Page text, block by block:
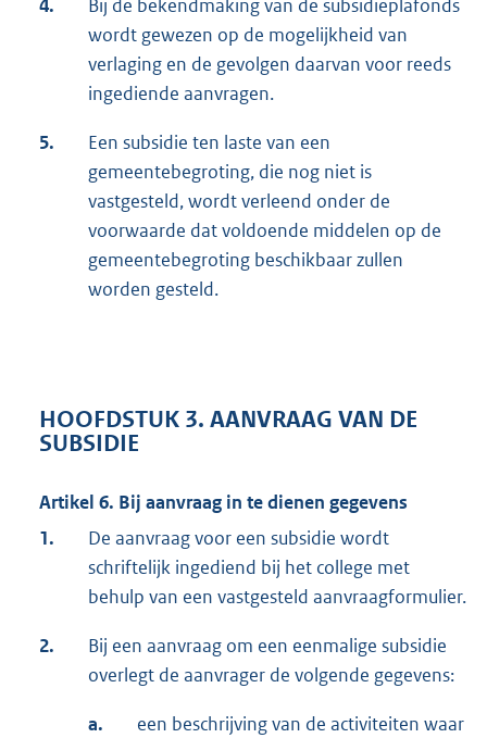
4.
Bij de bekendmaking van de subsidieplafonds
wordt gewezen op de mogelijkheid van
verlaging en de gevolgen daarvan voor reeds
ingediende aanvragen.
5.
Een subsidie ten laste van een
gemeentebegroting, die nog niet is
vastgesteld, wordt verleend onder de
voorwaarde dat voldoende middelen op de
gemeentebegroting beschikbaar zullen
worden gesteld.
HOOFDSTUK 3. AANVRAAG VAN DE
SUBSIDIE
Artikel 6. Bij aanvraag in te dienen gegevens
1.
De aanvraag voor een subsidie wordt
schriftelijk ingediend bij het college met
behulp van een vastgesteld aanvraagformulier.
2.
Bij een aanvraag om een eenmalige subsidie
overlegt de aanvrager de volgende gegevens:
a.
een beschrijving van de activiteiten waar